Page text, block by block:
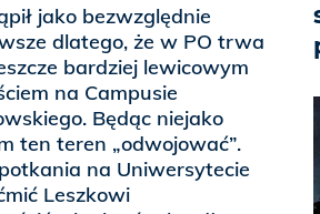
jako bezwzględnie
dlatego, że w PO trwa
bardziej lewicowym
na Campusie
Będąc niejako
ten teren „odwojować”.
na Uniwersytecie
Leszkowi